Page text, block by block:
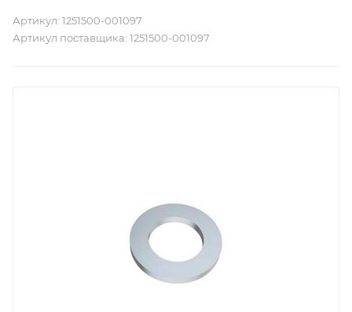
Артикул: 1251500-001097
Артикул поставщика: 1251500-001097